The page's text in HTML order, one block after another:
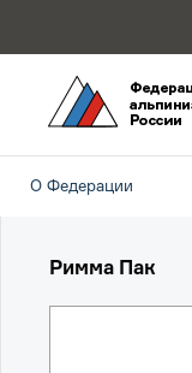
О Федерации
Римма Пак